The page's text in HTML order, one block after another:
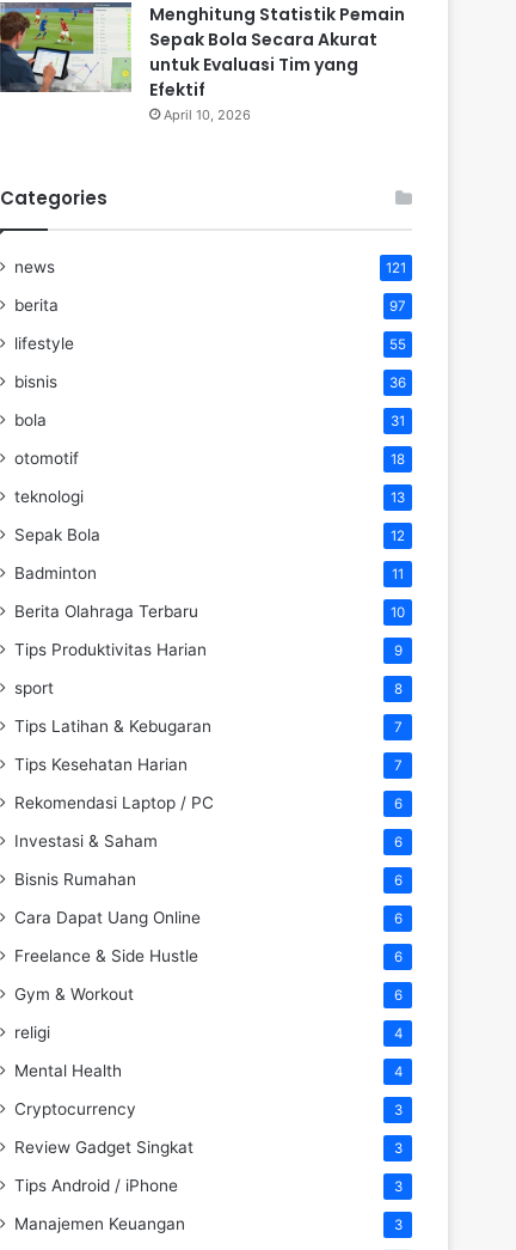
Menghitung Statistik Pemain
Sepak Bola Secara Akurat
untuk Evaluasi Tim yang
Efektif
April 10, 2026
Categories
news 121
berita 97
lifestyle 55
bisnis 36
bola 31
otomotif 18
teknologi 13
Sepak Bola 12
Badminton 11
Berita Olahraga Terbaru 10
Tips Produktivitas Harian 9
sport 8
Tips Latihan & Kebugaran 7
Tips Kesehatan Harian 7
Rekomendasi Laptop / PC 6
Investasi & Saham 6
Bisnis Rumahan 6
Cara Dapat Uang Online 6
Freelance & Side Hustle 6
Gym & Workout 6
religi 4
Mental Health 4
Cryptocurrency 3
Review Gadget Singkat 3
Tips Android / iPhone 3
Manajemen Keuangan 3